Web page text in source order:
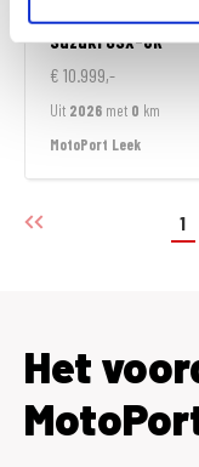
SuzukiGSX-8R
€ 10.999,-
Uit 2026 met 0 km
MotoPort Leek
1
Het